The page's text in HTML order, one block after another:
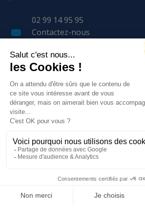
LE GROUPE
NOS SERVICES
BESOIN D'AIDE ?
02 99 14 95 95
Contactez-nous
BP 57 401
35 170 BRUZ
Tous droits réservés. © 2021 Magasins Bleus —